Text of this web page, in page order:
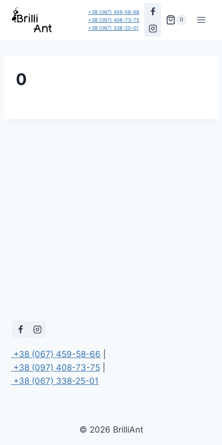
Перейти
+38 (067) 459-58-66
+38 (097) 408-73-75
+38 (067) 338-25-01
0
0
+38 (067) 459-58-66
+38 (097) 408-73-75
+38 (067) 338-25-01
© 2026 BrilliAnt